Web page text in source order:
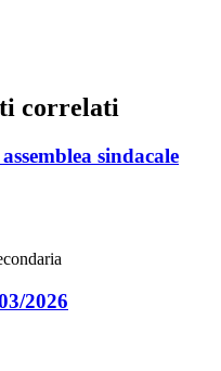
correlati
sindacale
2026